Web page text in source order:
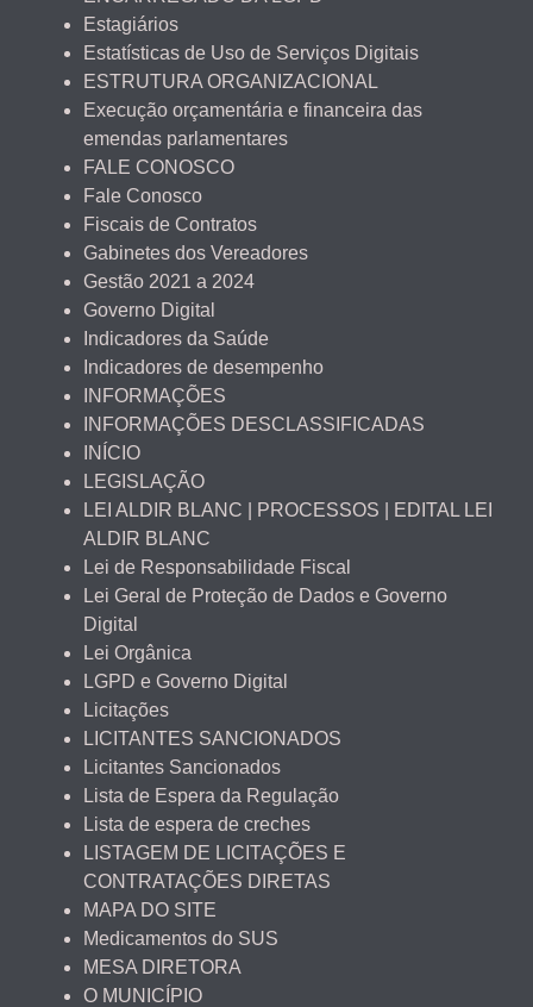
Estagiários
Estatísticas de Uso de Serviços Digitais
ESTRUTURA ORGANIZACIONAL
Execução orçamentária e financeira das
emendas parlamentares
FALE CONOSCO
Fale Conosco
Fiscais de Contratos
Gabinetes dos Vereadores
Gestão 2021 a 2024
Governo Digital
Indicadores da Saúde
Indicadores de desempenho
INFORMAÇÕES
INFORMAÇÕES DESCLASSIFICADAS
INÍCIO
LEGISLAÇÃO
LEI ALDIR BLANC | PROCESSOS | EDITAL LEI
ALDIR BLANC
Lei de Responsabilidade Fiscal
Lei Geral de Proteção de Dados e Governo
Digital
Lei Orgânica
LGPD e Governo Digital
Licitações
LICITANTES SANCIONADOS
Licitantes Sancionados
Lista de Espera da Regulação
Lista de espera de creches
LISTAGEM DE LICITAÇÕES E
CONTRATAÇÕES DIRETAS
MAPA DO SITE
Medicamentos do SUS
MESA DIRETORA
O MUNICÍPIO